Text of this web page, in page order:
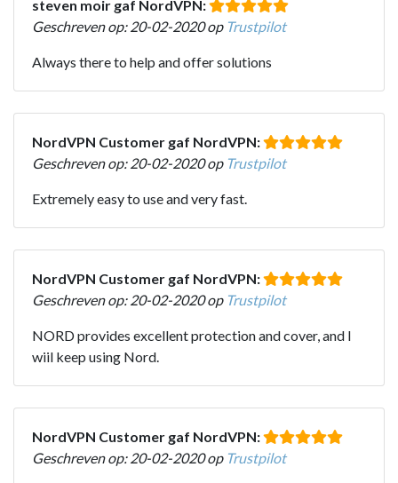
steven moir gaf NordVPN:
Geschreven op: 20-02-2020 op Trustpilot
Always there to help and offer solutions
NordVPN Customer gaf NordVPN:
Geschreven op: 20-02-2020 op Trustpilot
Extremely easy to use and very fast.
NordVPN Customer gaf NordVPN:
Geschreven op: 20-02-2020 op Trustpilot
NORD provides excellent protection and cover, and l
wiil keep using Nord.
NordVPN Customer gaf NordVPN:
Geschreven op: 20-02-2020 op Trustpilot